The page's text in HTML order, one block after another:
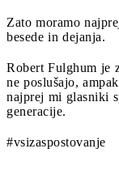
Zato moramo
besede in dejanja.
Robert Fulghum je
ne poslušajo,
najprej mi glasniki
generacije.
#vsizaspostovanje